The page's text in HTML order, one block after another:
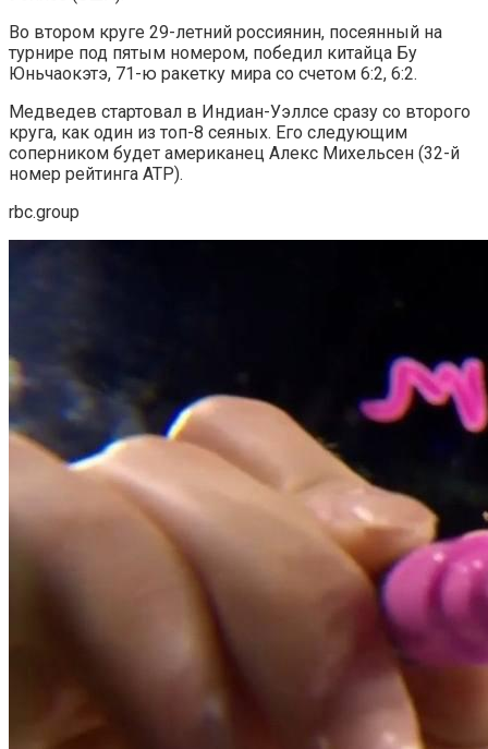
Во втором круге 29-летний россиянин, посеянный на
турнире под пятым номером, победил китайца Бу
Юньчаокэтэ, 71-ю ракетку мира со счетом 6:2, 6:2.
Медведев стартовал в Индиан-Уэллсе сразу со второго
круга, как один из топ-8 сеяных. Его следующим
соперником будет американец Алекс Михельсен (32-й
номер рейтинга ATP).
rbc.group